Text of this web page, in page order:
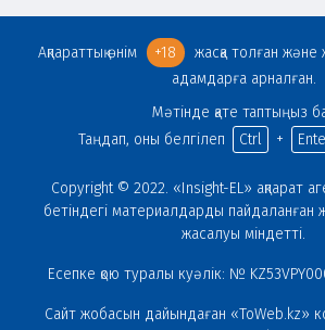
Copyright © 2022. «Insight-EL» ақпарат
бетіндегі материалдарды пайдаланған
жасалуы міндетті.
Есепке қою туралы куәлік: №
Сайт жобасын дайындаған «ToWeb.kz»
Ақпараттық өнім +18
жасқа толған
адамдарға арналған.
Мәтінде қате таптыңыз
Таңдап, оны белгілеп
Ctrl +